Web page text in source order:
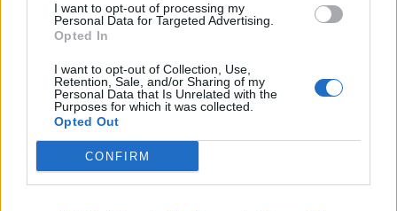
I want to opt-out of processing my
Personal Data for Targeted Advertising.
Opted In
I want to opt-out of Collection, Use,
Retention, Sale, and/or Sharing of my
Personal Data that Is Unrelated with the
Purposes for which it was collected.
Opted Out
CONFIRM
HIRDETÉS
LEGOLVASOTTABB